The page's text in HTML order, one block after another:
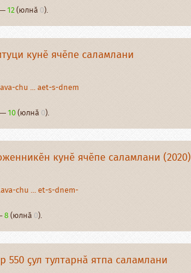
12(юлнӑ0).
кунӗ ячӗпе саламлани
chu ... aet-s-dnem
10(юлнӑ0).
кунӗ ячӗпе саламлани (2020)
chu ... et-s-dnem-
8(юлнӑ0).
ҫул тултарнӑ ятпа саламлани